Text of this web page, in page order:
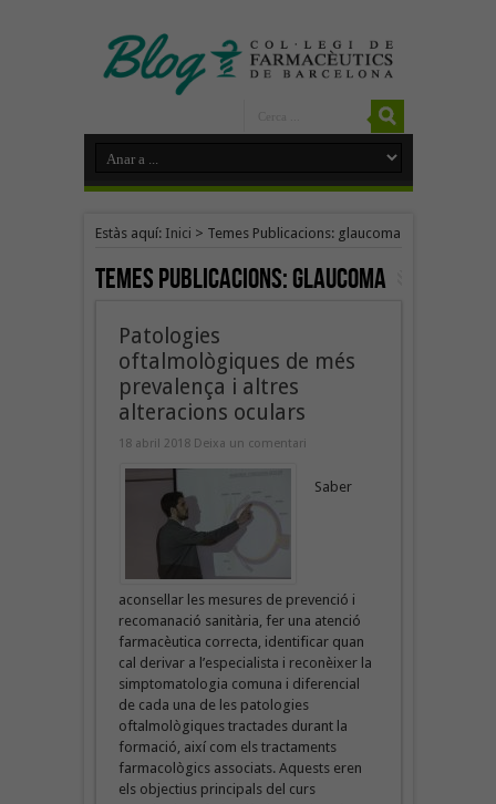
Estàs aquí: Inici > Temes Publicacions: glaucoma
Temes Publicacions:glaucoma
Patologies
oftalmològiques de més
prevalença i altres
alteracions oculars
18 abril 2018 Deixa un comentari
Saber
aconsellar les mesures de prevenció i
recomanació sanitària, fer una atenció
farmacèutica correcta, identificar quan
cal derivar a l’especialista i reconèixer la
simptomatologia comuna i diferencial
de cada una de les patologies
oftalmològiques tractades durant la
formació, així com els tractaments
farmacològics associats. Aquests eren
els objectius principals del curs